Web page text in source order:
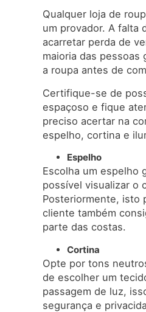
Qualquer loja de
um provador. A falta
acarretar perda de
maioria das pessoas
a roupa antes de
Certifique-se de
espaçoso e fique
preciso acertar na
espelho, cortina e
Espelho
Escolha um espelho
possível visualizar o
Posteriormente, isto
cliente também
parte das costas.
Cortina
Opte por tons
de escolher um
passagem de luz,
segurança e